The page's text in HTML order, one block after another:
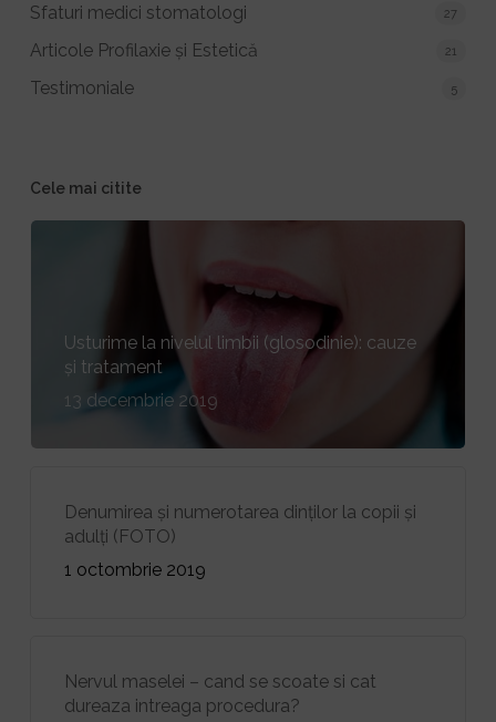
Sfaturi medici stomatologi 27
Articole Profilaxie și Estetică 21
Testimoniale 5
Cele mai citite
Usturime la nivelul limbii (glosodinie): cauze
și tratament
13 decembrie 2019
Denumirea și numerotarea dinților la copii și
adulți (FOTO)
1 octombrie 2019
Nervul maselei – cand se scoate si cat
dureaza intreaga procedura?